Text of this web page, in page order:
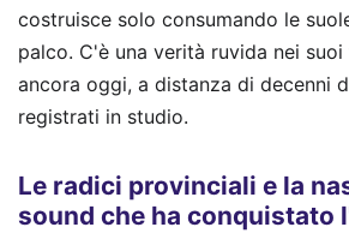
costruisce solo consumando le
palco. C'è una verità ruvida nei
ancora oggi, a distanza di decenni
registrati in studio.
Le radici provinciali e la
sound che ha conquistato